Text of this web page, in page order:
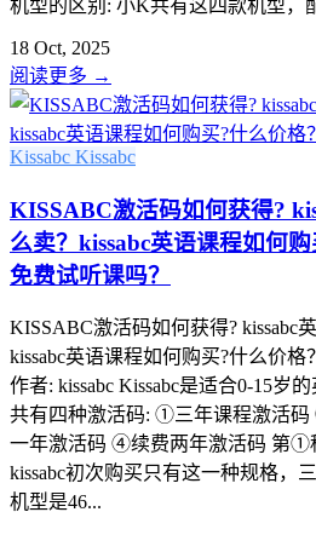
机型的区别: 小K共有这四款机型，
18 Oct, 2025
阅读更多 →
Kissabc Kissabc
KISSABC激活码如何获得?
么卖？kissabc英语课程如何
免费试听课吗？
KISSABC激活码如何获得? kissabc
kissabc英语课程如何购买?什么价格
作者: kissabc Kissabc是适合0-15岁
共有四种激活码: ①三年课程激活
一年激活码 ④续费两年激活码 第①
kissabc初次购买只有这一种规格，
机型是46...